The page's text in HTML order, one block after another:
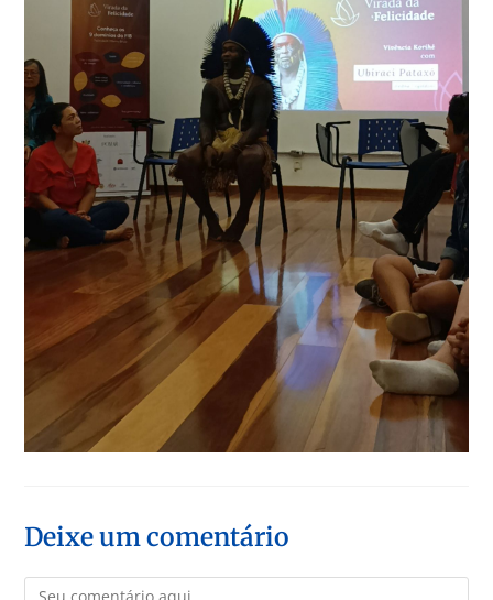
Deixe um comentário